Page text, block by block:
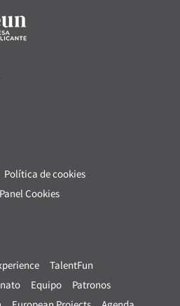
Política de cookies
Panel Cookies
TalentFun
Equipo
Patronos